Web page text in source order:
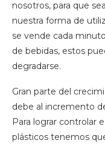
nosotros, para que
nuestra forma de
se vende cada
de bebidas, estos
degradarse.
Gran parte del
debe al incremento
Para lograr controlar
plásticos tenemos